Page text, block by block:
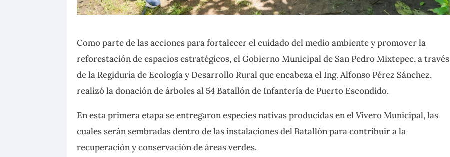
Como parte de las acciones para fortalecer el cuidado del medio ambiente y promover la
reforestación de espacios estratégicos, el Gobierno Municipal de San Pedro Mixtepec, a través
de la Regiduría de Ecología y Desarrollo Rural que encabeza el Ing. Alfonso Pérez Sánchez,
realizó la donación de árboles al 54 Batallón de Infantería de Puerto Escondido.
En esta primera etapa se entregaron especies nativas producidas en el Vivero Municipal, las
cuales serán sembradas dentro de las instalaciones del Batallón para contribuir a la
recuperación y conservación de áreas verdes.